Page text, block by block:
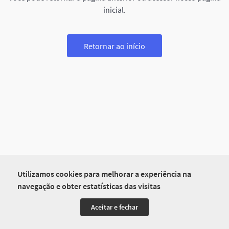
Utilizamos cookies para melhorar a experiência na
navegação e obter estatísticas das visitas
Aceitar e fechar
inicial.
Retornar ao início